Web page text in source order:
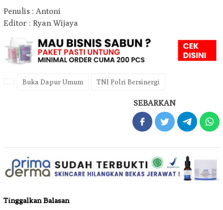
Penulis : Antoni
Editor : Ryan Wijaya
Buka Dapur Umum TNI Polri Bersinergi
SEBARKAN
Tinggalkan Balasan